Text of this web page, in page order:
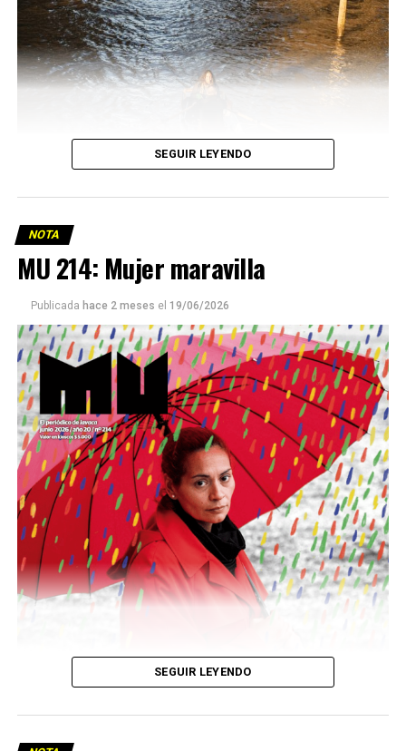
Este número 215 de MU ☝️viene con doble tapa, que
podría ser una frase:
Sin chamuyo, a remarla.
Descargar la Mu en PDF
SEGUIR LEYENDO
NOTA
MU 214: Mujer maravilla
Publicada hace 2 meses el 19/06/2026
SEGUIR LEYENDO